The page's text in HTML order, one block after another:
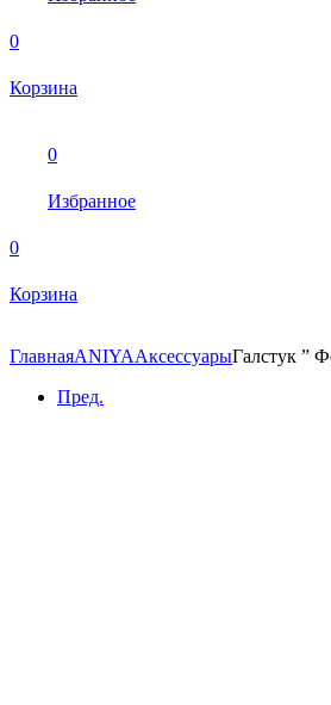
0
Корзина
0
Избранное
0
Корзина
ГлавнаяANIYAАксессуарыГалстук ”
Пред.